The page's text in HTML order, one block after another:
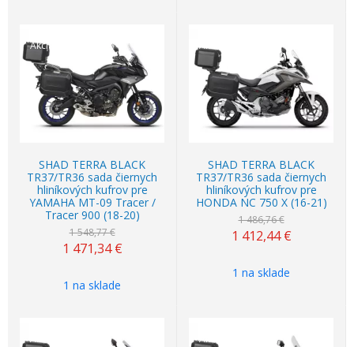
Akcia
SHAD TERRA BLACK
TR37/TR36 sada čiernych
hliníkových kufrov pre
YAMAHA MT-09 Tracer /
Tracer 900 (18-20)
1 548,77 €
1 471,34 €
1 na sklade
Akcia
SHAD TERRA BLACK
TR37/TR36 sada čiernych
hliníkových kufrov pre
HONDA NC 750 X (16-21)
1 486,76 €
1 412,44 €
1 na sklade
Akcia Akcia